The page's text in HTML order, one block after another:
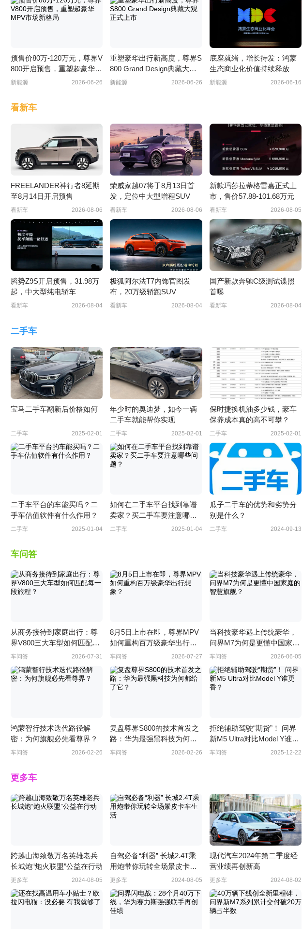
预售价80万-120万元，尊界V
800开启预售，重塑超豪华M
PV市场新格局
新能源 2026-06-26
重塑豪华出行新高度，尊界S
800 Grand Design典藏大观
正式上市
新能源 2026-06-26
底座就绪，增长待发：鸿蒙
生态商业化价值持续释放
新能源 2026-06-16
看新车
FREELANDER神行者8延期
至8月14日开启预售
看新车 2026-08-06
荣威家越07将于8月13日首
发，定位中大型增程SUV
看新车 2026-08-06
新款玛莎拉蒂格雷嘉正式上
市，售价57.88-101.68万元
看新车 2026-08-05
腾势Z9S开启预售，31.98万
起，中大型纯电轿车
看新车 2026-08-04
极狐阿尔法T7内饰官图发
布，20万级轿跑SUV
看新车 2026-08-04
国产新款奔驰C级测试谍照
首曝
看新车 2026-08-04
二手车
宝马二手车翻新后价格如何
二手车 2025-02-01
年少时的奥迪梦，如今一辆
二手车就能帮你实现
二手车 2025-02-01
保时捷换机油多少钱，豪车
保养成本真的高不可攀？
二手车 2025-02-01
二手车平台的车能买吗？二
手车估值软件有什么作用？
二手车 2025-01-04
如何在二手车平台找到靠谱
卖家？买二手车要注意哪些
问题？
二手车 2025-01-04
瓜子二手车的优势和劣势分
别是什么？
二手车 2024-09-13
车问答
从商务接待到家庭出行：尊
界V800三大车型如何匹配每
一段旅程？
车问答 2026-07-31
8月5日上市在即，尊界MPV
如何重构百万级豪华出行想
象？
车问答 2026-07-27
当科技豪华遇上传统豪华，
问界M7为何是更懂中国家庭
的智慧旗舰？
车问答 2026-06-05
鸿蒙智行技术迭代路径解
密：为何旗舰必先看尊界？
车问答 2026-02-26
复盘尊界S800的技术首发之
路：华为最强黑科技为何都
给了它？
车问答 2026-02-26
拒绝辅助驾驶“期货”！ 问界
新M5 Ultra对比Model Y谁更
香？
车问答 2025-12-22
更多车
跨越山海致敬万名英雄老兵
长城炮“炮火联盟”公益在行动
更多车 2024-08-05
自驾必备“利器” 长城2.4T乘
用炮带你玩转全场景皮卡车
生活
更多车 2024-08-05
现代汽车2024年第二季度经
营业绩再创新高
更多车 2024-08-02